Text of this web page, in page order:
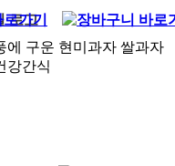
에 구운 현미과자 쌀과자
강간식